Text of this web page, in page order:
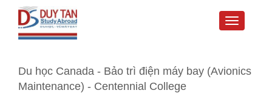
Toggle
Du học Canada - Bảo trì điện máy bay (Avionics
Maintenance) - Centennial College